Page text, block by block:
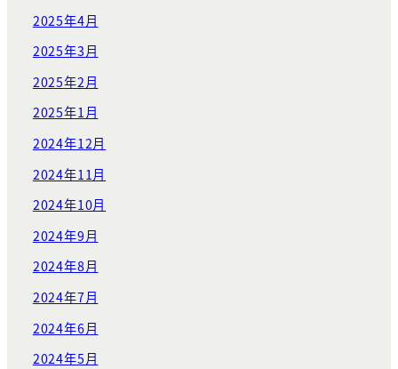
2025年4月
2025年3月
2025年2月
2025年1月
2024年12月
2024年11月
2024年10月
2024年9月
2024年8月
2024年7月
2024年6月
2024年5月